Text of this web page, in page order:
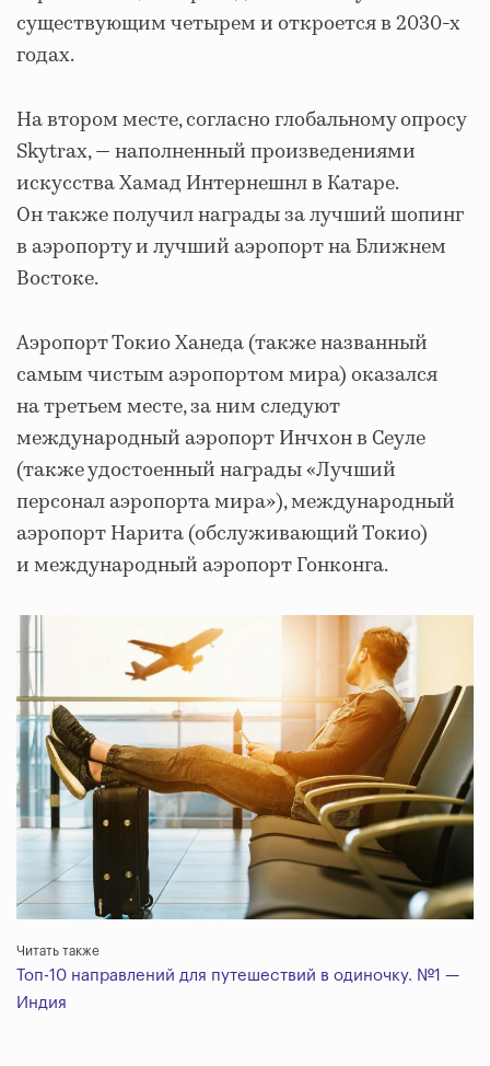
существующим четырем и откроется в 2030-х
годах.
На втором месте, согласно глобальному опросу
Skytrax, — наполненный произведениями
искусства Хамад Интернешнл в Катаре.
Он также получил награды за лучший шопинг
в аэропорту и лучший аэропорт на Ближнем
Востоке.
Аэропорт Токио Ханеда (также названный
самым чистым аэропортом мира) оказался
на третьем месте, за ним следуют
международный аэропорт Инчхон в Сеуле
(также удостоенный награды «Лучший
персонал аэропорта мира»), международный
аэропорт Нарита (обслуживающий Токио)
и международный аэропорт Гонконга.
Читать также
Топ-10 направлений для путешествий в одиночку. №1 —
Индия